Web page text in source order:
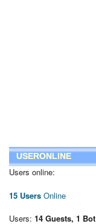
USERONLINE
Users online:
15 Users Online
Users: 14 Guests, 1 Bot